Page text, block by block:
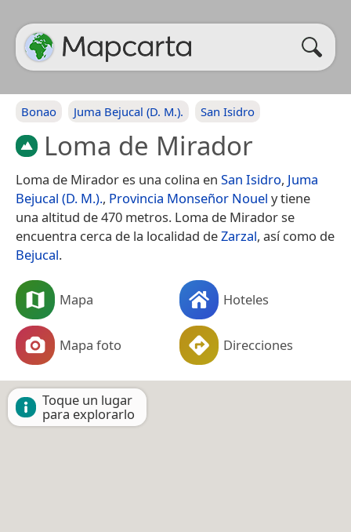
Bonao Juma Bejucal (D. M.). San Isidro
Loma de Mirador
Loma de Mirador es una colina en San Isidro, Juma
Bejucal (D. M.)., Provincia Monseñor Nouel y tiene
una altitud de 470 metros. Loma de Mirador se
encuentra cerca de la localidad deZarzal, así como de
Bejucal.
Mapa Hoteles
Mapa foto Direcciones
Toque un lugar
para explorarlo